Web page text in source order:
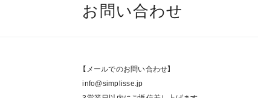
お問い合わせ
【メールでのお問い合わせ】
info@simplisse.jp